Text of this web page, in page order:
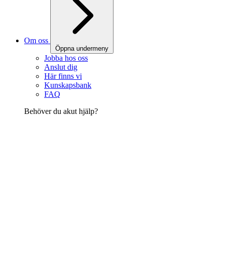
Om oss
Öppna undermeny
Jobba hos oss
Anslut dig
Här finns vi
Kunskapsbank
FAQ
Behöver du akut hjälp?